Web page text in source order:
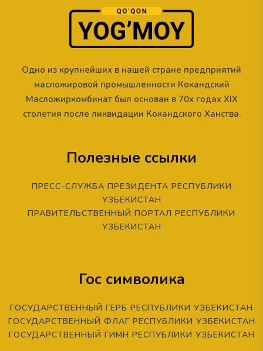
Одно из крупнейших в нашей стране предприятий
масложировой промышленности Кокандский
Масложиркомбинат был основан в 70х годах XIX
столетия после ликвидации Кокандского Ханства.
Полезные ссылки
ПРЕСС-СЛУЖБА ПРЕЗИДЕНТА РЕСПУБЛИКИ
УЗБЕКИСТАН
ПРАВИТЕЛЬСТВЕННЫЙ ПОРТАЛ РЕСПУБЛИКИ
УЗБЕКИСТАН
Гос символика
ГОСУДАРСТВЕННЫЙ ГЕРБ РЕСПУБЛИКИ УЗБЕКИСТАН
ГОСУДАРСТВЕННЫЙ ФЛАГ РЕСПУБЛИКИ УЗБЕКИСТАН
ГОСУДАРСТВЕННЫЙ ГИМН РЕСПУБЛИКИ УЗБЕКИСТАН